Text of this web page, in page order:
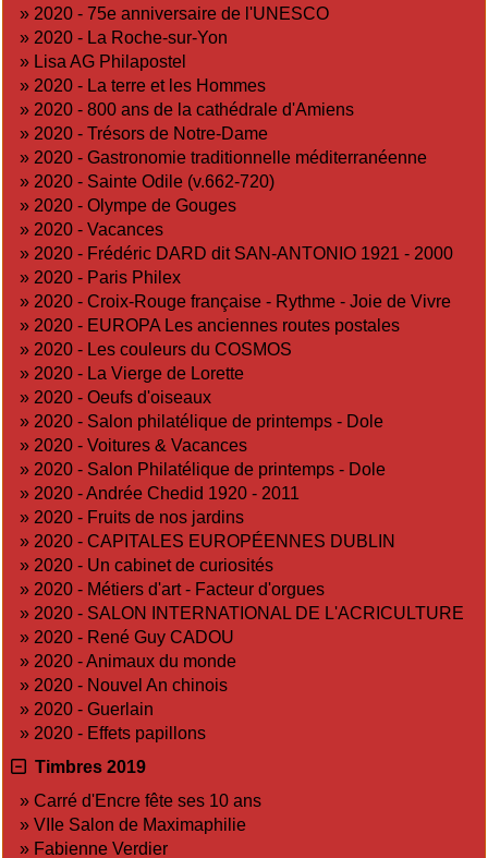
» 2020 - 75e anniversaire de l'UNESCO
» 2020 - La Roche-sur-Yon
» Lisa AG Philapostel
» 2020 - La terre et les Hommes
» 2020 - 800 ans de la cathédrale d'Amiens
» 2020 - Trésors de Notre-Dame
» 2020 - Gastronomie traditionnelle méditerranéenne
» 2020 - Sainte Odile (v.662-720)
» 2020 - Olympe de Gouges
» 2020 - Vacances
» 2020 - Frédéric DARD dit SAN-ANTONIO 1921 - 2000
» 2020 - Paris Philex
» 2020 - Croix-Rouge française - Rythme - Joie de Vivre
» 2020 - EUROPA Les anciennes routes postales
» 2020 - Les couleurs du COSMOS
» 2020 - La Vierge de Lorette
» 2020 - Oeufs d'oiseaux
» 2020 - Salon philatélique de printemps - Dole
» 2020 - Voitures & Vacances
» 2020 - Salon Philatélique de printemps - Dole
» 2020 - Andrée Chedid 1920 - 2011
» 2020 - Fruits de nos jardins
» 2020 - CAPITALES EUROPÉENNES DUBLIN
» 2020 - Un cabinet de curiosités
» 2020 - Métiers d'art - Facteur d'orgues
» 2020 - SALON INTERNATIONAL DE L'ACRICULTURE
» 2020 - René Guy CADOU
» 2020 - Animaux du monde
» 2020 - Nouvel An chinois
» 2020 - Guerlain
» 2020 - Effets papillons
Timbres 2019
» Carré d'Encre fête ses 10 ans
» VIIe Salon de Maximaphilie
» Fabienne Verdier